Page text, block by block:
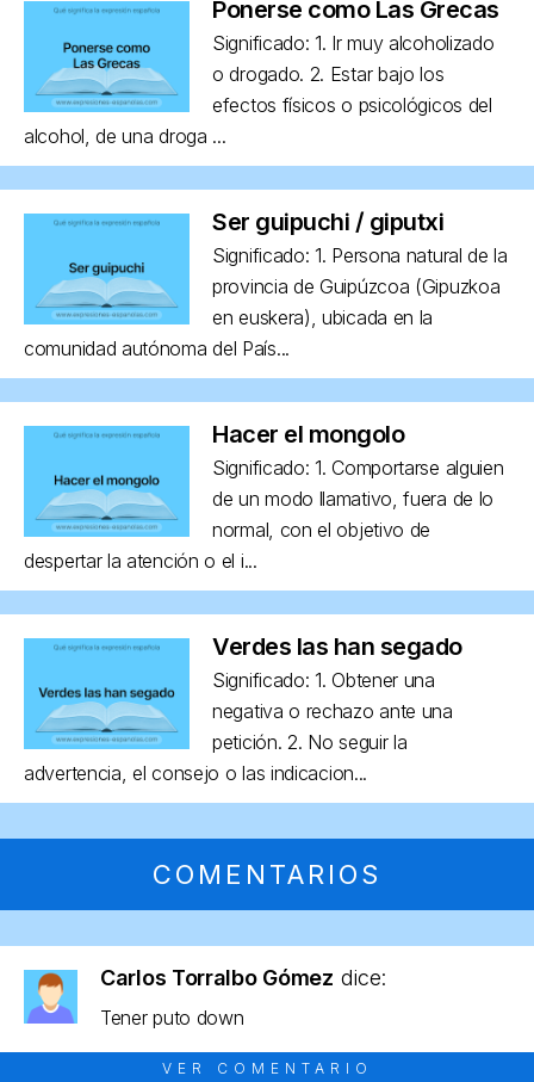
Ponerse como Las Grecas
Significado: 1. Ir muy alcoholizado
o drogado. 2. Estar bajo los
efectos físicos o psicológicos del
alcohol, de una droga ...
Ser guipuchi / giputxi
Significado: 1. Persona natural de la
provincia de Guipúzcoa (Gipuzkoa
en euskera), ubicada en la
comunidad autónoma del País...
Hacer el mongolo
Significado: 1. Comportarse alguien
de un modo llamativo, fuera de lo
normal, con el objetivo de
despertar la atención o el i...
Verdes las han segado
Significado: 1. Obtener una
negativa o rechazo ante una
petición. 2. No seguir la
advertencia, el consejo o las indicacion...
COMENTARIOS
Carlos Torralbo Gómez dice:
Tener puto down
VER COMENTARIO